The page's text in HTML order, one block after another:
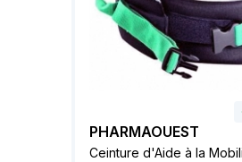
PHARMAOUEST
Ceinture d'Aide à la